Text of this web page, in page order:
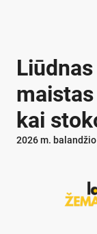
kai
2026 m. balandžio